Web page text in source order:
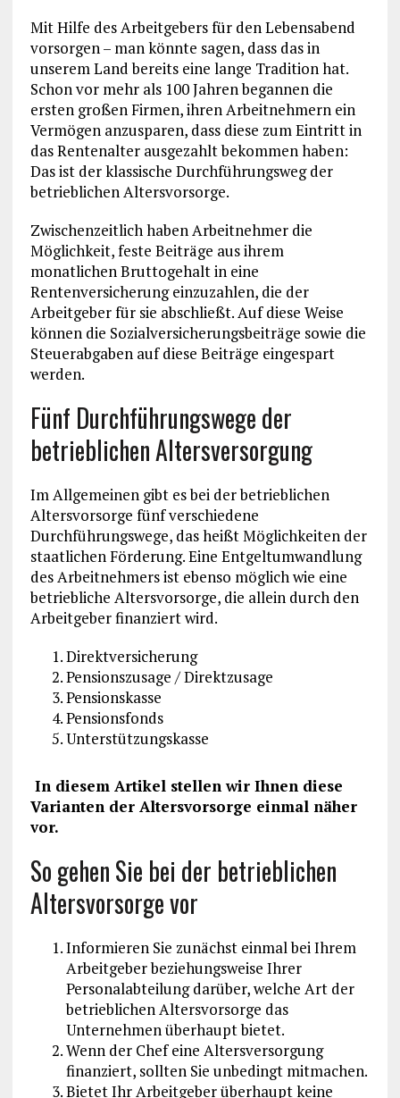
Mit Hilfe des Arbeitgebers für den Lebensabend
vorsorgen – man könnte sagen, dass das in
unserem Land bereits eine lange Tradition hat.
Schon vor mehr als 100 Jahren begannen die
ersten großen Firmen, ihren Arbeitnehmern ein
Vermögen anzusparen, dass diese zum Eintritt in
das Rentenalter ausgezahlt bekommen haben:
Das ist der klassische Durchführungsweg der
betrieblichen Altersvorsorge.
Zwischenzeitlich haben Arbeitnehmer die
Möglichkeit, feste Beiträge aus ihrem
monatlichen Bruttogehalt in eine
Rentenversicherung einzuzahlen, die der
Arbeitgeber für sie abschließt. Auf diese Weise
können die Sozialversicherungsbeiträge sowie die
Steuerabgaben auf diese Beiträge eingespart
werden.
Fünf Durchführungswege der
betrieblichen Altersversorgung
Im Allgemeinen gibt es bei der betrieblichen
Altersvorsorge fünf verschiedene
Durchführungswege, das heißt Möglichkeiten der
staatlichen Förderung. Eine Entgeltumwandlung
des Arbeitnehmers ist ebenso möglich wie eine
betriebliche Altersvorsorge, die allein durch den
Arbeitgeber finanziert wird.
Direktversicherung
Pensionszusage / Direktzusage
Pensionskasse
Pensionsfonds
Unterstützungskasse
In diesem Artikel stellen wir Ihnen diese
Varianten der Altersvorsorge einmal näher
vor.
So gehen Sie bei der betrieblichen
Altersvorsorge vor
Informieren Sie zunächst einmal bei Ihrem
Arbeitgeber beziehungsweise Ihrer
Personalabteilung darüber, welche Art der
betrieblichen Altersvorsorge das
Unternehmen überhaupt bietet.
Wenn der Chef eine Altersversorgung
finanziert, sollten Sie unbedingt mitmachen.
Bietet Ihr Arbeitgeber überhaupt keine